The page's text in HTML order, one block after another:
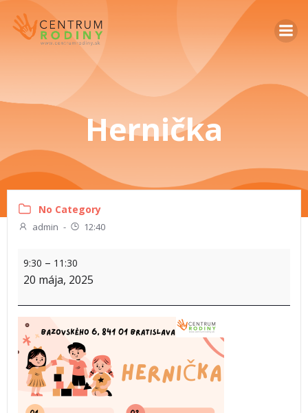
Hernička
No Category
admin - 12:40
9:30 – 11:30
20 mája, 2025